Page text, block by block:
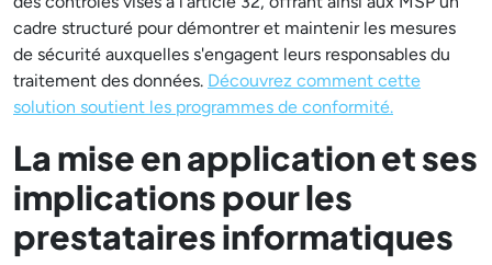
cadre structuré pour démontrer et maintenir les mesures
de sécurité auxquelles s'engagent leurs responsables du
traitement des données. Découvrez comment cette
solution soutient les programmes de conformité.
La mise en application et ses
implications pour les
prestataires informatiques